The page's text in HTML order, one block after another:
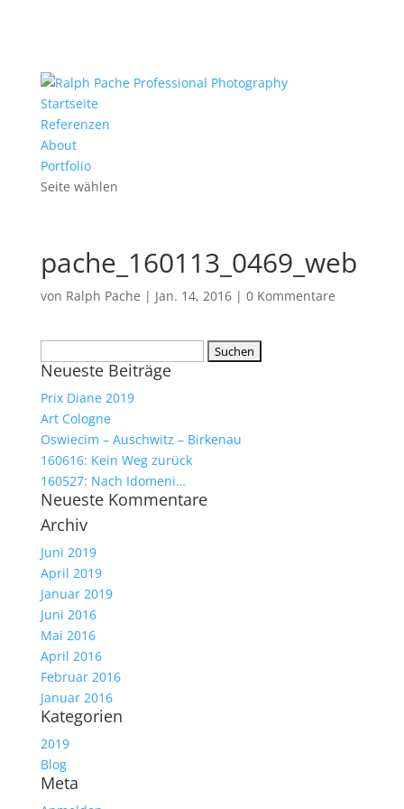
Startseite
Referenzen
About
Portfolio
Seite wählen
pache_160113_0469_web
von Ralph Pache | Jan. 14, 2016| 0 Kommentare
nach:
Neueste Beiträge
Prix Diane 2019
Art Cologne
Oswiecim – Auschwitz – Birkenau
160616: Kein Weg zurück
160527: Nach Idomeni…
Neueste Kommentare
Archiv
Juni 2019
April 2019
Januar 2019
Juni 2016
Mai 2016
April 2016
Februar 2016
Januar 2016
Kategorien
2019
Blog
Meta